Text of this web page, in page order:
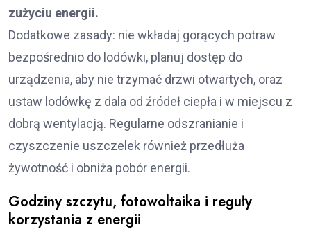
zużyciu energii.
Dodatkowe zasady: nie wkładaj gorących potraw
bezpośrednio do lodówki, planuj dostęp do
urządzenia, aby nie trzymać drzwi otwartych, oraz
ustaw lodówkę z dala od źródeł ciepła i w miejscu z
dobrą wentylacją. Regularne odszranianie i
czyszczenie uszczelek również przedłuża
żywotność i obniża pobór energii.
Godziny szczytu, fotowoltaika i reguły
korzystania z energii